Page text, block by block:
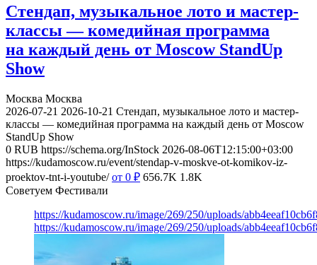
Стендап, музыкальное лото и мастер-
классы — комедийная программа
на каждый день от Moscow StandUp
Show
Москва Москва
2026-07-21 2026-10-21 Стендап, музыкальное лото и мастер-
классы — комедийная программа на каждый день от Moscow
StandUp Show
0 RUB https://schema.org/InStock 2026-08-06T12:15:00+03:00
https://kudamoscow.ru/event/stendap-v-moskve-ot-komikov-iz-
proektov-tnt-i-youtube/ от 0 ₽ 656.7K 1.8K
Советуем Фестивали
https://kudamoscow.ru/image/269/250/uploads/
https://kudamoscow.ru/image/269/250/uploads/